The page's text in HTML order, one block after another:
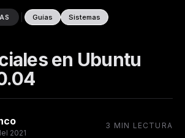
Guías Sistemas
en Ubuntu
2021
3 MIN LECTURA